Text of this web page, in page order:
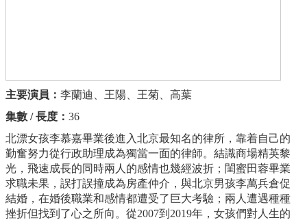
主要演員： 李蘭迪、王陽、王菊、高葉
集數 / 長度： 36
北漂女孩李慕嘉畢業後進入北京最知名的律所，靠着自己的
勤奮努力從行政助理成為獨當一面的律師。結識商場精英黎
光，飛速成長的同時兩人的感情也幾經波折；閨蜜田蓉畢業
求職未果，誤打誤撞成為房產仲介，與北京男孩李萬兵倉促
結婚，在婚後職業和感情都遭受了巨大考驗；兩人遭遇種種
挫折但找到了心之所向。從2007到2019年，女孩們對人生的